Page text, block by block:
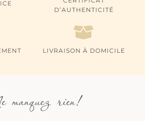
D’AUTHENTICITÉ
LIVRAISON À DOMICILE
manquez rien!